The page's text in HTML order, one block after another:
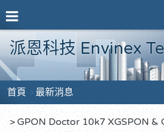
派恩科技 Envinex
首頁 最新消息
> GPON Doctor 10k7 XGSPON &